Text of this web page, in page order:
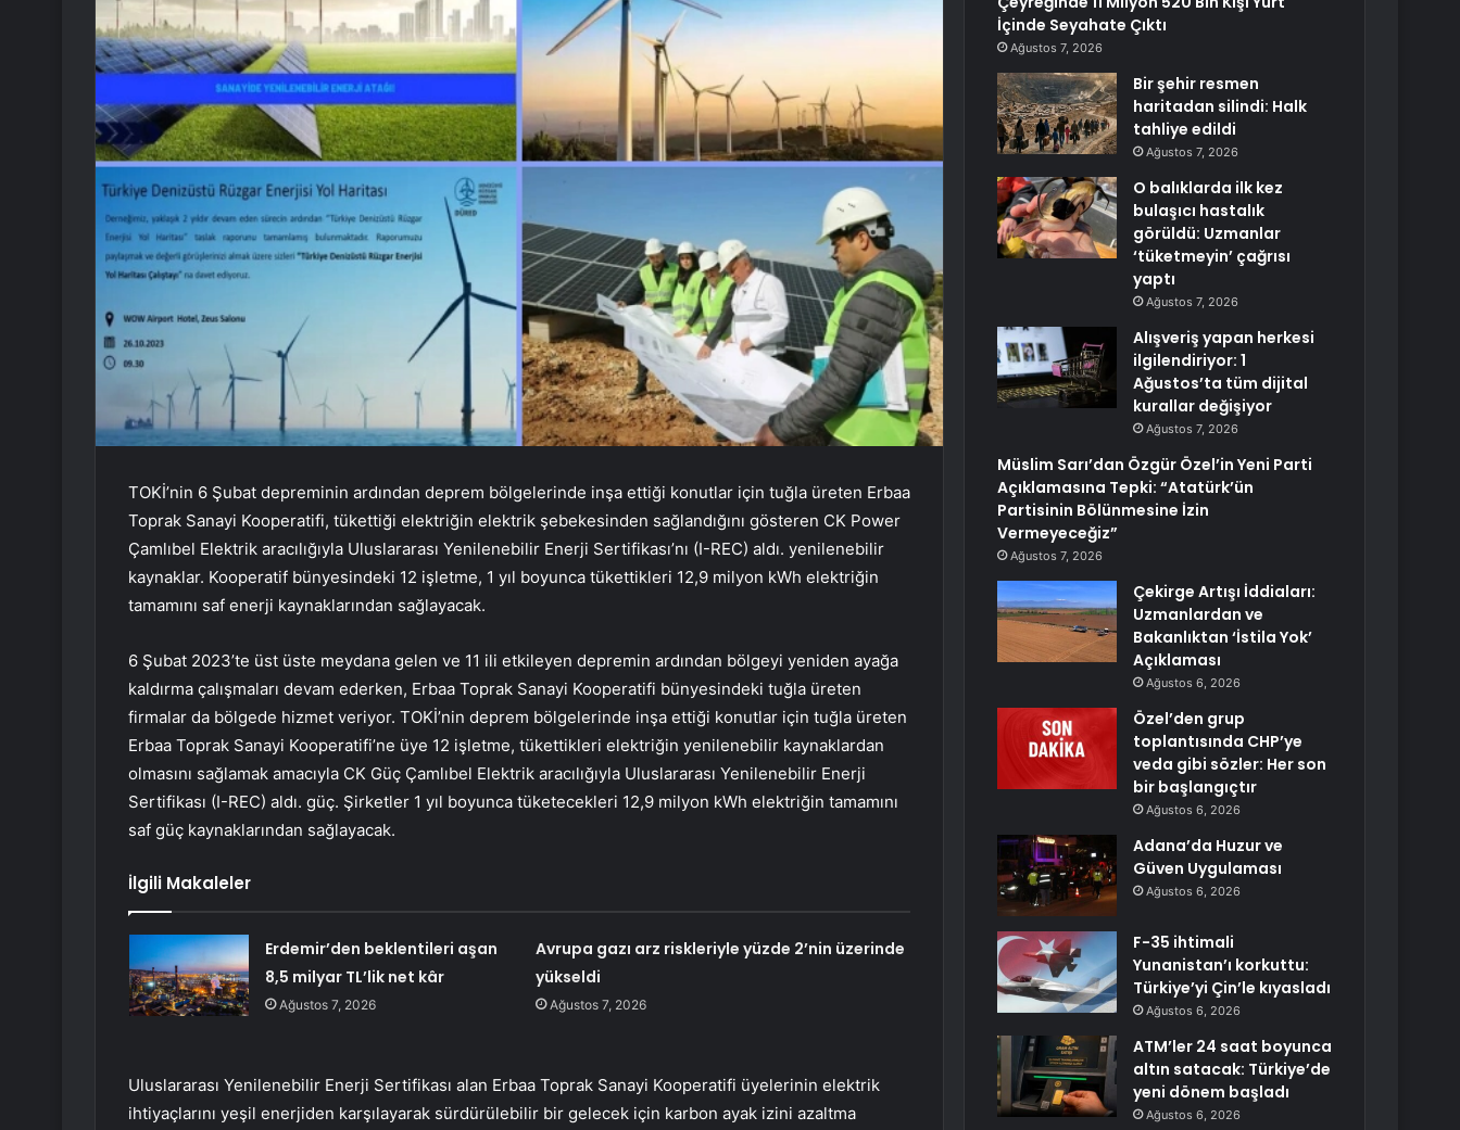
TOKİ’nin 6 Şubat depreminin ardından deprem bölgelerinde inşa ettiği konutlar için tuğla üreten Erbaa
Toprak Sanayi Kooperatifi, tükettiği elektriğin elektrik şebekesinden sağlandığını gösteren CK Power
Çamlıbel Elektrik aracılığıyla Uluslararası Yenilenebilir Enerji Sertifikası’nı (I-REC) aldı. yenilenebilir
kaynaklar. Kooperatif bünyesindeki 12 işletme, 1 yıl boyunca tükettikleri 12,9 milyon kWh elektriğin
tamamını saf enerji kaynaklarından sağlayacak.
6 Şubat 2023’te üst üste meydana gelen ve 11 ili etkileyen depremin ardından bölgeyi yeniden ayağa
kaldırma çalışmaları devam ederken, Erbaa Toprak Sanayi Kooperatifi bünyesindeki tuğla üreten
firmalar da bölgede hizmet veriyor. TOKİ’nin deprem bölgelerinde inşa ettiği konutlar için tuğla üreten
Erbaa Toprak Sanayi Kooperatifi’ne üye 12 işletme, tükettikleri elektriğin yenilenebilir kaynaklardan
olmasını sağlamak amacıyla CK Güç Çamlıbel Elektrik aracılığıyla Uluslararası Yenilenebilir Enerji
Sertifikası (I-REC) aldı. güç. Şirketler 1 yıl boyunca tüketecekleri 12,9 milyon kWh elektriğin tamamını
saf güç kaynaklarından sağlayacak.
İlgili Makaleler
Erdemir’den beklentileri aşan
8,5 milyar TL’lik net kâr
Ağustos 7, 2026
Avrupa gazı arz riskleriyle yüzde 2’nin üzerinde
yükseldi
Ağustos 7, 2026
Uluslararası Yenilenebilir Enerji Sertifikası alan Erbaa Toprak Sanayi Kooperatifi üyelerinin elektrik
ihtiyaçlarını yeşil enerjiden karşılayarak sürdürülebilir bir gelecek için karbon ayak izini azaltma
İçinde Seyahate Çıktı
Ağustos 7, 2026
Bir şehir resmen
haritadan silindi: Halk
tahliye edildi
Ağustos 7, 2026
O balıklarda ilk kez
bulaşıcı hastalık
görüldü: Uzmanlar
‘tüketmeyin’ çağrısı
yaptı
Ağustos 7, 2026
Alışveriş yapan herkesi
ilgilendiriyor: 1
Ağustos’ta tüm dijital
kurallar değişiyor
Ağustos 7, 2026
Müslim Sarı’dan Özgür Özel’in Yeni Parti
Açıklamasına Tepki: “Atatürk’ün
Partisinin Bölünmesine İzin
Vermeyeceğiz”
Ağustos 7, 2026
Çekirge Artışı İddiaları:
Uzmanlardan ve
Bakanlıktan ‘İstila Yok’
Açıklaması
Ağustos 6, 2026
Özel’den grup
toplantısında CHP’ye
veda gibi sözler: Her son
bir başlangıçtır
Ağustos 6, 2026
Adana’da Huzur ve
Güven Uygulaması
Ağustos 6, 2026
F-35 ihtimali
Yunanistan’ı korkuttu:
Türkiye’yi Çin’le kıyasladı
Ağustos 6, 2026
ATM’ler 24 saat boyunca
altın satacak: Türkiye’de
yeni dönem başladı
Ağustos 6, 2026